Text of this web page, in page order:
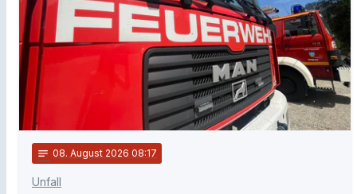
notes 08. August 2026 08:17
Unfall